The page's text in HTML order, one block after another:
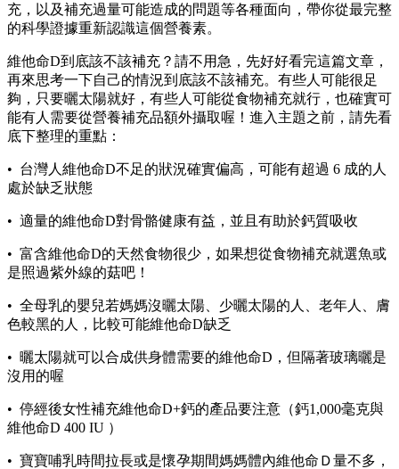
充，以及補充過量可能造成的問題等各種面向，帶你從最完整
的科學證據重新認識這個營養素。
維他命D到底該不該補充？請不用急，先好好看完這篇文章，
再來思考一下自己的情況到底該不該補充。有些人可能很足
夠，只要曬太陽就好，有些人可能從食物補充就行，也確實可
能有人需要從營養補充品額外攝取喔！進入主題之前，請先看
底下整理的重點：
• 台灣人維他命D不足的狀況確實偏高，可能有超過 6 成的人
處於缺乏狀態
• 適量的維他命D對骨骼健康有益，並且有助於鈣質吸收
• 富含維他命D的天然食物很少，如果想從食物補充就選魚或
是照過紫外線的菇吧！
• 全母乳的嬰兒若媽媽沒曬太陽、少曬太陽的人、老年人、膚
色較黑的人，比較可能維他命D缺乏
• 曬太陽就可以合成供身體需要的維他命D，但隔著玻璃曬是
沒用的喔
• 停經後女性補充維他命D+鈣的產品要注意（鈣1,000毫克與
維他命D 400 IU ）
• 寶寶哺乳時間拉長或是懷孕期間媽媽體內維他命Ｄ量不多，